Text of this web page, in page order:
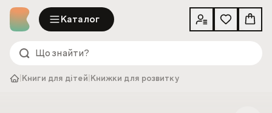
Каталог
Книги для дітей Книжки для розвитку